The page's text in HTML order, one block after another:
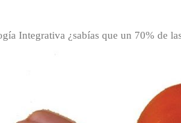
Integrativa ¿sabías que un 70% de